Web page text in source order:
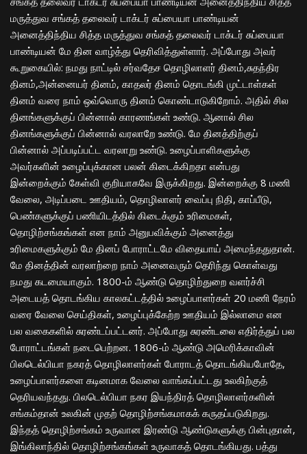
மருத்துவ சங்கத் தலைவர் டாக்டர் சுப்பையா பாண்டியன்
அனைத்திந்திய சித்த மருத்துவ சங்கத் தலைவர் டாக்டர் சுப்பையா
பாண்டியன் மே தின வாழ்த்து தெரிவித்துள்ளார். அப்போது அவர்
கூறுகையில்: நமது நாட்டில் சர்வதேச தொழிலாளர் தினம்,சுதந்திர
தினம்,அன்னையர் தினம், காதலர் தினம் தொடங்கி முட்டாள்கள்
தினம் வரை நாம் ஒவ்வொரு தினம் கொண்டாடுகிறோம். அதில் சில
தினங்களுக்குப் பின்னால் காரணங்கள் உண்டு. ஆனால் சில
தினங்களுக்குப் பின்னால் வரலாறே உண்டு. மே தினத்திற்குப்
பின்னால் அப்படிப்பட்ட வரலாறு உண்டு. உழைப்பாளிகளுக்கு
அவர்களின் உழைப்புக்கான பலன் கிடைக்கிறதா என்பது
இன்றைக்கும் கேள்வி குறியாகவே இருக்கிறது. இன்றைக்கு 8 மணி
வேலை, அடிப்படை ஊதியம், தொழிலாளர் வைப்பு நிதி, காப்பீடு,
பெண்களுக்குப் பணியிடத்தில் கிடைக்கும் உரிமைகள்,
தொழிற்சங்கங்கள் என நாம் அனுபவிக்கும் அனைத்து
உரிமைகளுக்கும் மே தினப் போராட்டமே விதையாய் அமைந்ததுதான்.
மே தினத்தின் வரலாற்றை நாம் அனைவரும் தெரிந்து கொள்வது
நமது கடமையாகும். 1800-ம் ஆண்டு தொழிற்துறை வளர்ச்சி
அடையத் தொடங்கிய காலகட்டத்தில் உழைப்பாளர்கள் 20 மணி நேரம்
வரை வேலை செய்திகள், உழைப்புக்கேற்ற ஊதியம் இல்லாமை என
பல வகைகளில் சுரண்டப்பட்டனர். அப்போது சுரண்டலை எதிர்த்துப் பல
போராட்டங்கள் நடைபெற்றன. 1806-ம் ஆண்டு அமெரிக்காவின்
பிலடெல்பியா நகரத் தொழிலாளர்கள் போராடத் தொடங்கியபோதே,
உழைப்பாளர்களை கடினமாக வேலை வாங்கப்பட்டது உலகிற்குத்
தெரியவந்தது. பிலடெல்பியா நகர இயந்திரத் தொழிலாளர்களின்
சங்கம்தான் உலகின் முதற் தொழிற்சங்கமாகக் கருதப்படுகிறது.
இந்தத் தொழிற்சங்கம் உருவான இரண்டு ஆண்டுகளுக்கு பின்புதான்,
இங்கிலாந்தில் தொழிற்சங்கங்கள் உருவாகத் தொடங்கியது. பத்து